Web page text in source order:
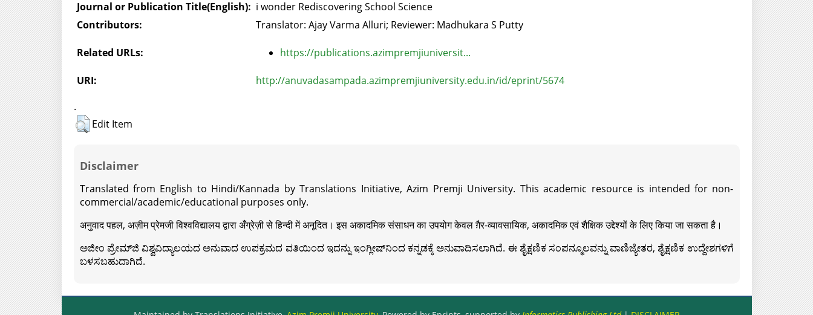
Journal or Publication Title(English): i wonder Rediscovering School Science
Contributors:
Translator: Ajay Varma Alluri; Reviewer: Madhukara S Putty
Related URLs: https://publications.azimpremjiuniversit...
URI:
http://anuvadasampada.azimpremjiuniversity.edu.in/id/eprint/5674
.
Edit Item
Disclaimer
Translated from English to Hindi/Kannada by Translations Initiative, Azim Premji University. This academic resource is intended for non-
commercial/academic/educational purposes only.
अनुवाद पहल, अज़ीम प्रेमजी विश्वविद्यालय द्वारा अँग्रेज़ी से हिन्दी में अनूदित। इस अकादमिक संसाधन का उपयोग केवल ग़ैर-व्यावसायिक, अकादमिक एवं शैक्षिक उद्देश्यों के लिए किया जा सकता है।
ಅಜೀಂ ಪ್ರೇಮ್‍ಜಿ ವಿಶ್ವವಿದ್ಯಾಲಯದ ಅನುವಾದ ಉಪಕ್ರಮದ ವತಿಯಿಂದ ಇದನ್ನು ಇಂಗ್ಲೀಷ್‍ನಿಂದ ಕನ್ನಡಕ್ಕೆ ಅನುವಾದಿಸಲಾಗಿದೆ. ಈ ಶೈಕ್ಷಣಿಕ ಸಂಪನ್ಮೂಲವನ್ನು ವಾಣಿಜ್ಯೇತರ, ಶೈಕ್ಷಣಿಕ ಉದ್ದೇಶಗಳಿಗೆ
ಬಳಸಬಹುದಾಗಿದೆ.